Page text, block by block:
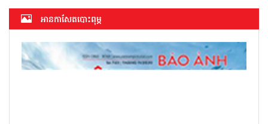
អាន​កាសែត​បោះពុម្ភ